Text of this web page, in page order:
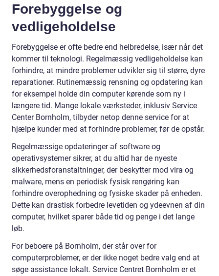
Forebyggelse og
vedligeholdelse
Forebyggelse er ofte bedre end helbredelse, især når det
kommer til teknologi. Regelmæssig vedligeholdelse kan
forhindre, at mindre problemer udvikler sig til større, dyre
reparationer. Rutinemæssig rensning og opdatering kan
for eksempel holde din computer kørende som ny i
længere tid. Mange lokale værksteder, inklusiv Service
Center Bornholm, tilbyder netop denne service for at
hjælpe kunder med at forhindre problemer, før de opstår.
Regelmæssige opdateringer af software og
operativsystemer sikrer, at du altid har de nyeste
sikkerhedsforanstaltninger, der beskytter mod vira og
malware, mens en periodisk fysisk rengøring kan
forhindre overophedning og fysiske skader på enheden.
Dette kan drastisk forbedre levetiden og ydeevnen af din
computer, hvilket sparer både tid og penge i det lange
løb.
For beboere på Bornholm, der står over for
computerproblemer, er der ikke noget bedre valg end at
søge assistance lokalt. Service Centret Bornholm er et